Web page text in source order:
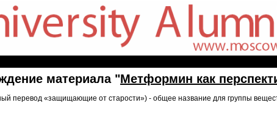
материала "Метформин как
перевод «защищающие от старости») - общее название для группы